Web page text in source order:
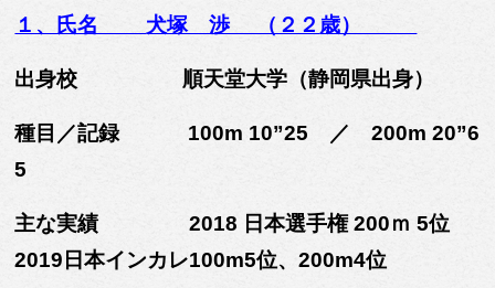
１、氏名 犬塚 渉 （２２ 歳）
出身校 順天堂大学（静岡県出身）
種目／記録 100m 10”25 ／ 200m 20”6
5
主な実績 2018 日本選手権 200ｍ 5位
2019日本インカレ100m5位、200m4位